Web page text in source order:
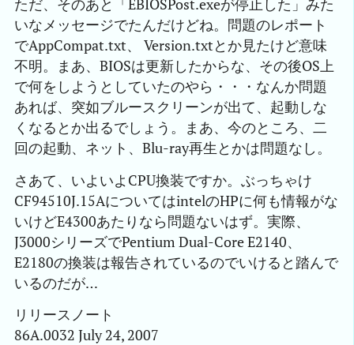
ただ、そのあと「EBIOSPost.exeが停止した」みた
いなメッセージでたんだけどね。問題のレポート
でAppCompat.txt、 Version.txtとか見たけど意味
不明。まあ、BIOSは更新したからな、その後OS上
で何をしようとしていたのやら・・・なんか問題
あれば、突如ブルースクリーンが出て、起動しな
くなるとか出るでしょう。まあ、今のところ、二
回の起動、ネット、Blu-ray再生とかは問題なし。
さあて、いよいよCPU換装ですか。ぶっちゃけ
CF94510J.15AについてはintelのHPに何も情報がな
いけどE4300あたりなら問題ないはず。実際、
J3000シリーズでPentium Dual-Core E2140、
E2180の換装は報告されているのでいけると踏んで
いるのだが…
リリースノート
86A.0032 July 24, 2007